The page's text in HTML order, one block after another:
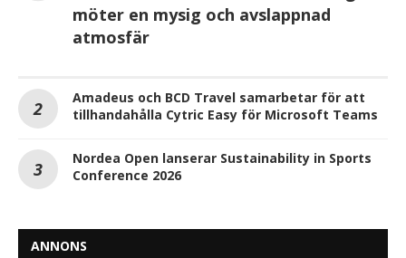
möter en mysig och avslappnad
atmosfär
Amadeus och BCD Travel samarbetar för att
tillhandahålla Cytric Easy för Microsoft Teams
Nordea Open lanserar Sustainability in Sports
Conference 2026
ANNONS